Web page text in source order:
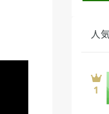
人